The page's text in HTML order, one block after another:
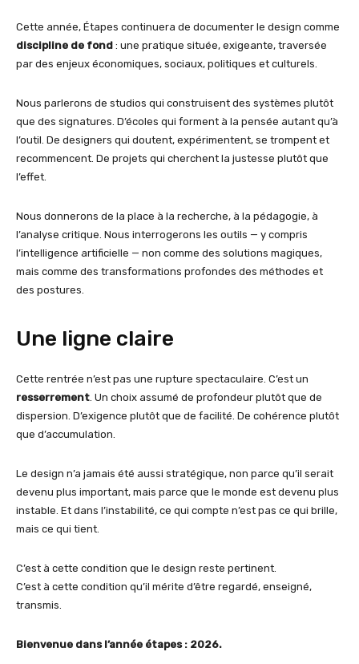
Cette année, Étapes continuera de documenter le design comme
discipline de fond : une pratique située, exigeante, traversée
par des enjeux économiques, sociaux, politiques et culturels.
Nous parlerons de studios qui construisent des systèmes plutôt
que des signatures. D’écoles qui forment à la pensée autant qu’à
l’outil. De designers qui doutent, expérimentent, se trompent et
recommencent. De projets qui cherchent la justesse plutôt que
l’effet.
Nous donnerons de la place à la recherche, à la pédagogie, à
l’analyse critique. Nous interrogerons les outils — y compris
l’intelligence artificielle — non comme des solutions magiques,
mais comme des transformations profondes des méthodes et
des postures.
Une ligne claire
Cette rentrée n’est pas une rupture spectaculaire. C’est un
resserrement. Un choix assumé de profondeur plutôt que de
dispersion. D’exigence plutôt que de facilité. De cohérence plutôt
que d’accumulation.
Le design n’a jamais été aussi stratégique, non parce qu’il serait
devenu plus important, mais parce que le monde est devenu plus
instable. Et dans l’instabilité, ce qui compte n’est pas ce qui brille,
mais ce qui tient.
C’est à cette condition que le design reste pertinent.
C’est à cette condition qu’il mérite d’être regardé, enseigné,
transmis.
Bienvenue dans l’année étapes : 2026.